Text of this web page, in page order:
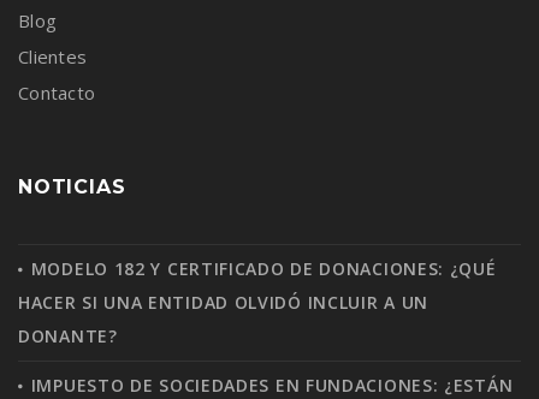
Blog
Clientes
Contacto
NOTICIAS
MODELO 182 Y CERTIFICADO DE DONACIONES: ¿QUÉ
HACER SI UNA ENTIDAD OLVIDÓ INCLUIR A UN
DONANTE?
IMPUESTO DE SOCIEDADES EN FUNDACIONES: ¿ESTÁN